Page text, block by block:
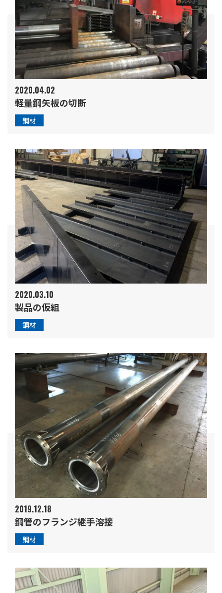
2020.04.02
軽量鋼矢板の切断
鋼材
2020.03.10
製品の仮組
鋼材
2019.12.18
鋼管のフランジ継手溶接
鋼材